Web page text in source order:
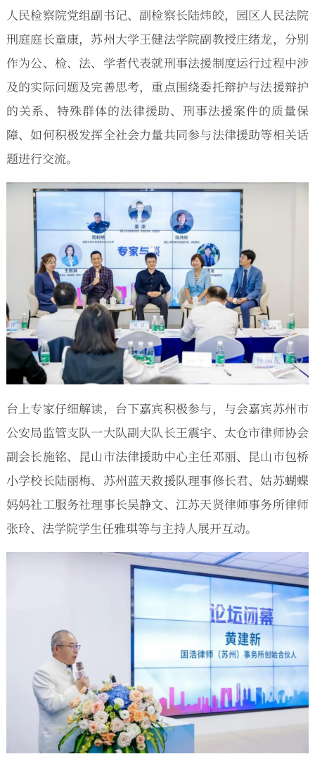
人民检察院党组副书记、副检察长陆炜皎，园区人民法院
刑庭庭长童康，苏州大学王健法学院副教授庄绪龙，分别
作为公、检、法、学者代表就刑事法援制度运行过程中涉
及的实际问题及完善思考，重点围绕委托辩护与法援辩护
的关系、特殊群体的法律援助、刑事法援案件的质量保
障、如何积极发挥全社会力量共同参与法律援助等相关话
题进行交流。
台上专家仔细解读，台下嘉宾积极参与，与会嘉宾苏州市
公安局监管支队一大队副大队长王震宇、太仓市律师协会
副会长施铭、昆山市法律援助中心主任邓丽、昆山市包桥
小学校长陆丽梅、苏州蓝天救援队理事修长君、姑苏蝴蝶
妈妈社工服务社理事长吴静文、江苏天贤律师事务所律师
张玲、法学院学生任雅琪等与主持人展开互动。